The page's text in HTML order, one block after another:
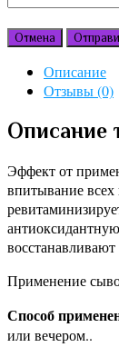
Отмена
Описание
Отзывы (0)
Описание
Эффект от
впитывание
Применение
Способ
или вечером..